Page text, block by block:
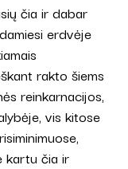
čia ir dabar
erdvėje
rakto šiems
reinkarnacijos,
vis kitose
kartu čia ir